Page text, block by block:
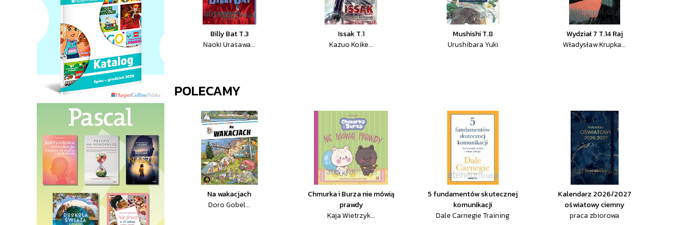
Billy Bat T.3
Naoki Urasawa...
Issak T.1
Kazuo Koike...
Mushishi T.8
Urushibara Yuki
Wydział 7 T.14 Raj
Władysław Krupka...
POLECAMY
Na wakacjach
Doro Gobel...
Chmurka i Burza nie mówią
prawdy
Kaja Wietrzyk...
5 fundamentów skutecznej
komunikacji
Dale Carnegie Training
Kalendarz 2026/2027
oświatowy ciemny
praca zbiorowa